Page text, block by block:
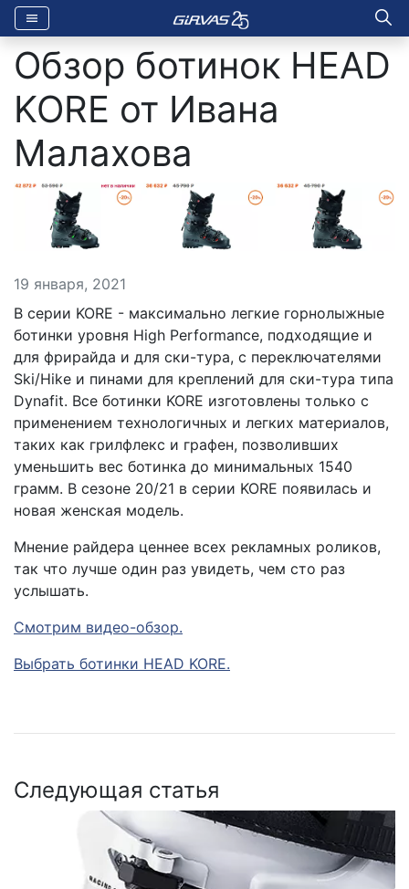
Обзор ботинок HEAD
KORE от Ивана
Малахова
19 января, 2021
В серии KORE - максимально легкие горнолыжные
ботинки уровня High Performance, подходящие и
для фрирайда и для ски-тура, с переключателями
Ski/Hike и пинами для креплений для ски-тура типа
Dynafit. Все ботинки KORE изготовлены только с
применением технологичных и легких материалов,
таких как грилфлекс и графен, позволивших
уменьшить вес ботинка до минимальных 1540
грамм. В сезоне 20/21 в серии KORE появилась и
новая женская модель.
Мнение райдера ценнее всех рекламных роликов,
так что лучше один раз увидеть, чем сто раз
услышать.
Смотрим видео-обзор.
Выбрать ботинки HEAD KORE.
Следующая статья